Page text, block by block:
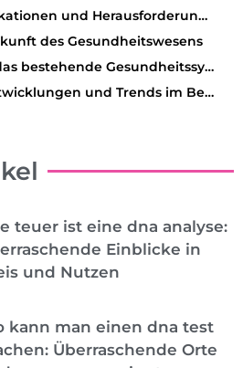
Ethische Implikationen und Herausforderungen
des Gesundheitswesens
Integration in das bestehende Gesundheitssystem
Potenzielle Entwicklungen und Trends im Bereich der digitalen Gesundheit
teuer ist eine dna analyse:
Einblicke in
und Nutzen
kann man einen dna test
Überraschende Orte